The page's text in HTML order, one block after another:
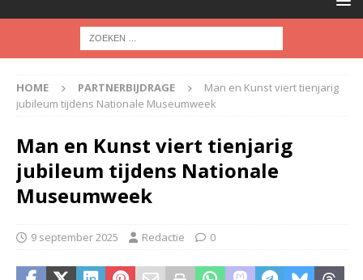
HOME PARTNERBIJDRAGE
Man en Kunst viert tienjarig
jubileum tijdens Nationale Museumweek
Man en Kunst viert tienjarig
jubileum tijdens Nationale
Museumweek
9 september 2025 Redactie 0